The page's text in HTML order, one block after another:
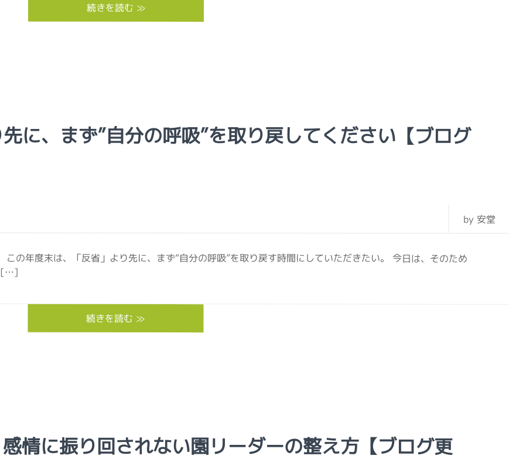
続きを読む ≫
に、まず”自分の呼吸”を取り戻してください【ブログ
by 安堂
の年度末は、「反省」より先に、まず“自分の呼吸”を取り戻す時間にしていただきたい。 今日は、そのため
[…]
続きを読む ≫
情に振り回されない園リーダーの整え方【ブログ更